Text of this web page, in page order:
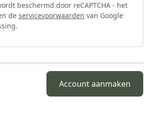
beschermd door reCAPTCHA - het
de servicevoorwaarden van Google
Account aanmaken